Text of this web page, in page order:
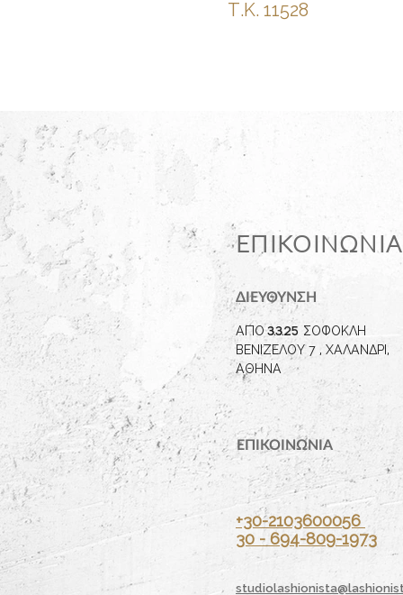
Τ.Κ. 11528
ΕΠΙΚΟΙΝΩΝΙΑ
ΔΙΕΥΘΥΝΣΗ
ΑΠΟ3.3.25 ΣΟΦΟΚΛΗ
ΒΕΝΙΖΕΛΟΥ 7 , ΧΑΛΑΝΔΡΙ,
ΑΘΗΝΑ
ΕΠΙΚΟΙΝΩΝΙΑ
+30-2103600056
30 - 694-809-1973